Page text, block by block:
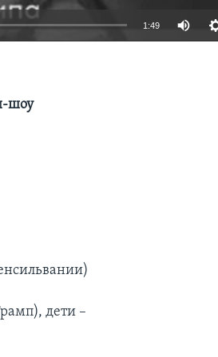
1:49
шоу
дети –